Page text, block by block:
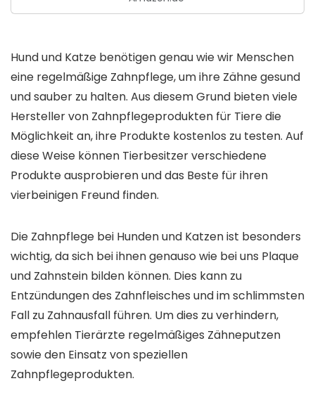
Hund und Katze benötigen genau wie wir Menschen
eine regelmäßige Zahnpflege, um ihre Zähne gesund
und sauber zu halten. Aus diesem Grund bieten viele
Hersteller von Zahnpflegeprodukten für Tiere die
Möglichkeit an, ihre Produkte kostenlos zu testen. Auf
diese Weise können Tierbesitzer verschiedene
Produkte ausprobieren und das Beste für ihren
vierbeinigen Freund finden.
Die Zahnpflege bei Hunden und Katzen ist besonders
wichtig, da sich bei ihnen genauso wie bei uns Plaque
und Zahnstein bilden können. Dies kann zu
Entzündungen des Zahnfleisches und im schlimmsten
Fall zu Zahnausfall führen. Um dies zu verhindern,
empfehlen Tierärzte regelmäßiges Zähneputzen
sowie den Einsatz von speziellen
Zahnpflegeprodukten.